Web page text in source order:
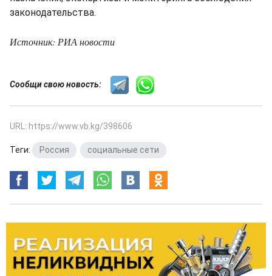
законодательства.
Источник: РИА новости
Сообщи свою новость:
URL: https://www.vb.kg/398606
Теги: Россия социальные сети